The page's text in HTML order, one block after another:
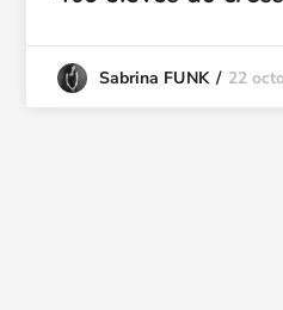
Sabrina FUNK 22